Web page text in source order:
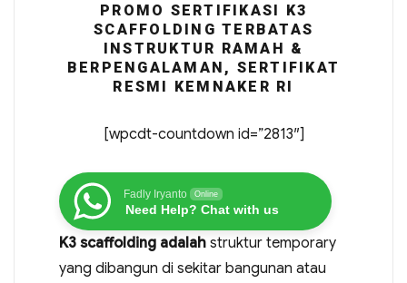
PROMO SERTIFIKASI K3
SCAFFOLDING TERBATAS
INSTRUKTUR RAMAH &
BERPENGALAMAN, SERTIFIKAT
RESMI KEMNAKER RI
[wpcdt-countdown id=”2813″]
Fadly Iryanto Online
Need Help? Chat with us
K3 scaffolding adalahstruktur temporary
yang dibangun di sekitar bangunan atau